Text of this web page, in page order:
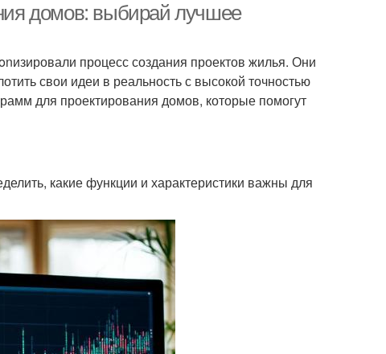
домов: выбирай лучшее
процесс создания проектов жилья. Они
свои идеи в реальность с высокой точностью
для проектирования домов, которые помогут
какие функции и характеристики важны для